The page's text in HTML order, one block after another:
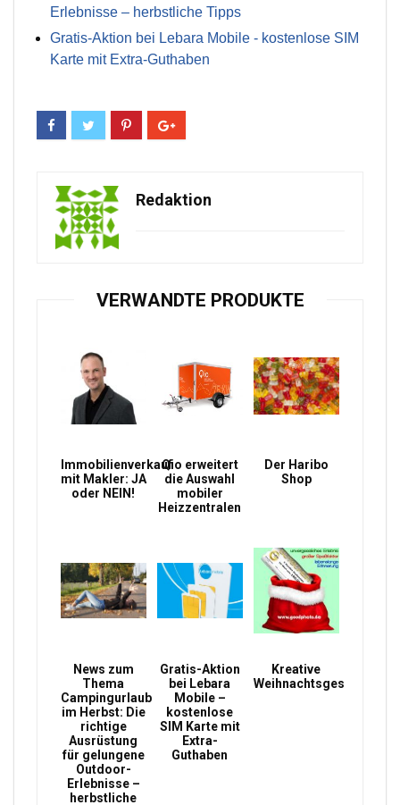
Erlebnisse – herbstliche Tipps
Gratis-Aktion bei Lebara Mobile - kostenlose SIM
Karte mit Extra-Guthaben
Redaktion
VERWANDTE PRODUKTE
Immobilienverkauf
mit Makler: JA
oder NEIN!
Qio erweitert
die Auswahl
mobiler
Heizzentralen
Der Haribo
Shop
News zum
Thema
Campingurlaub
im Herbst: Die
richtige
Ausrüstung
für gelungene
Outdoor-
Erlebnisse –
herbstliche
Gratis-Aktion
bei Lebara
Mobile –
kostenlose
SIM Karte mit
Extra-
Guthaben
Kreative
Weihnachtsgeschenke